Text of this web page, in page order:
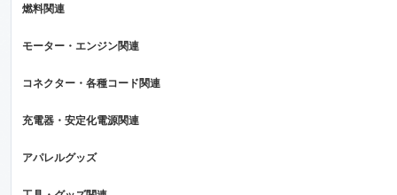
燃料関連
モーター・エンジン関連
コネクター・各種コード関連
充電器・安定化電源関連
アパレルグッズ